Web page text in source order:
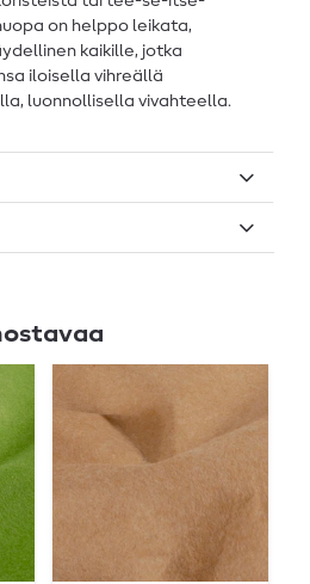
on helppo leikata,
kaikille, jotka
iloisella vihreällä
luonnollisella vivahteella.